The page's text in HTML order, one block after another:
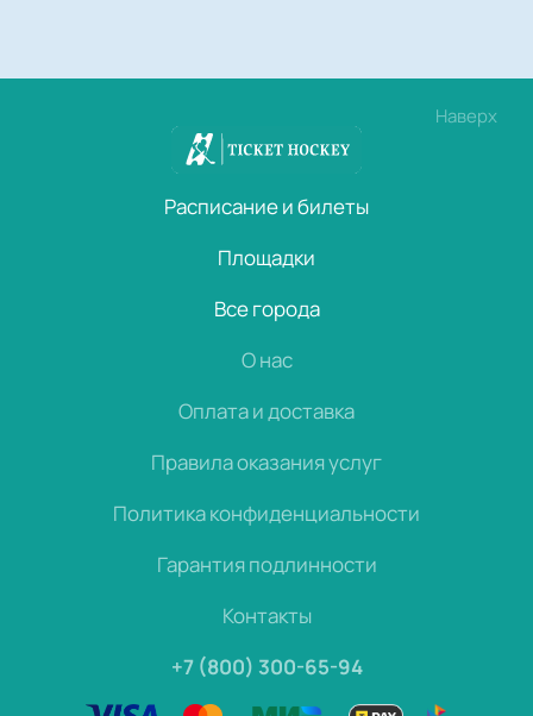
Наверх
Расписание и билеты
Площадки
Все города
О нас
Оплата и доставка
Правила оказания услуг
Политика конфиденциальности
Гарантия подлинности
Контакты
+7 (800) 300-65-94